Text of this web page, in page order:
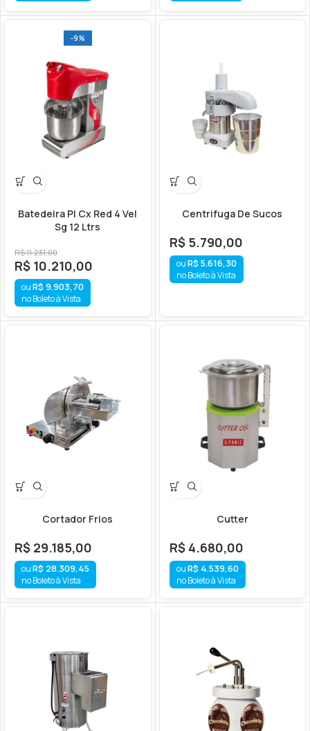
-9%
Batedeira Pl Cx Red 4 Vel
Sg 12 Ltrs
R$11.231,00
R$ 10.210,00
R$ 9.903,70
no Boleto à Vista
Centrifuga De Sucos
R$5.790,00
R$ 5.616,30
no Boleto à Vista
Cortador Frios
R$ 29.185,00
R$ 28.309,45
no Boleto à Vista
Cutter
R$4.680,00
R$ 4.539,60
no Boleto à Vista